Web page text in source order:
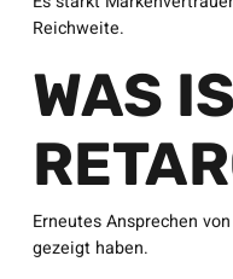
Reichweite.
WAS
Erneutes Ansprechen
gezeigt haben.